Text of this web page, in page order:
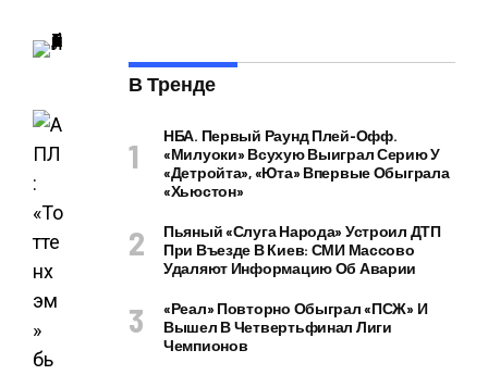
В Тренде
НБА. Первый Раунд Плей-Офф.
«Милуоки» Всухую Выиграл Серию У
«Детройта», «Юта» Впервые Обыграла
«Хьюстон»
Пьяный «слуга Народа» Устроил ДТП
При Въезде В Киев: СМИ Массово
Удаляют Информацию Об Аварии
«Реал» Повторно Обыграл «ПСЖ» И
Вышел В Четвертьфинал Лиги
Чемпионов